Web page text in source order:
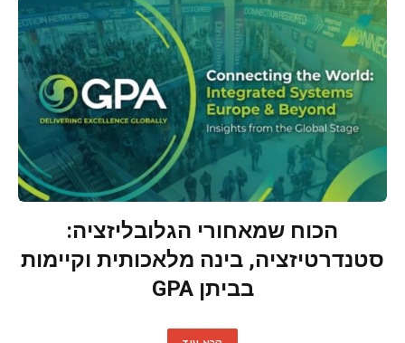
הכוח שמאחורי הגלובליזציה:
סטנדרטיזציה, בינה מלאכותית וקיימות
בביתן GPA